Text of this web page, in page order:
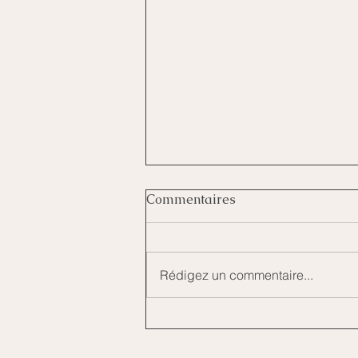
Commentaires
Rédigez un commentaire...